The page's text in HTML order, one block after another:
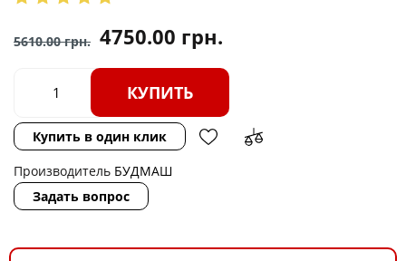
5610.00грн. 4750.00 грн.
КУПИТЬ
Купить в один клик
Производитель БУДМАШ
Задать вопрос